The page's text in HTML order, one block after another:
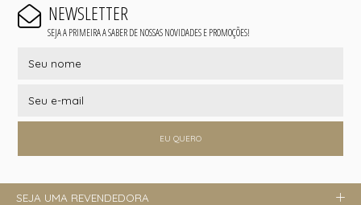
NEWSLETTER
SEJA A PRIMEIRA A SABER DE NOSSAS NOVIDADES E PROMOÇÕES!
EU QUERO
SEJA UMA REVENDEDORA